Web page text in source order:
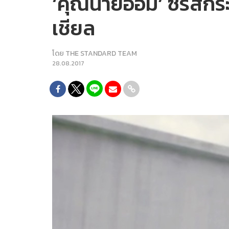
เชียล
โดย THE STANDARD TEAM
28.08.2017